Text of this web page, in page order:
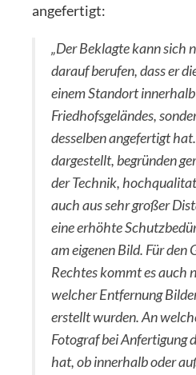
angefertigt:
„Der Beklagte kann sich
darauf berufen, dass er
einem Standort
Friedhofsgeländes,
desselben angefertigt
dargestellt, begründen
der Technik,
auch aus sehr großer
eine erhöhte
am eigenen Bild. Für den
Rechtes kommt es auch
welcher Entfernung
erstellt wurden. An
Fotograf bei Anfertigung
hat, ob innerhalb oder